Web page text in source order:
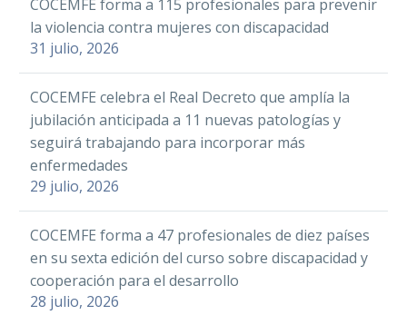
COCEMFE forma a 115 profesionales para prevenir
la violencia contra mujeres con discapacidad
31 julio, 2026
COCEMFE celebra el Real Decreto que amplía la
jubilación anticipada a 11 nuevas patologías y
seguirá trabajando para incorporar más
enfermedades
29 julio, 2026
COCEMFE forma a 47 profesionales de diez países
en su sexta edición del curso sobre discapacidad y
cooperación para el desarrollo
28 julio, 2026